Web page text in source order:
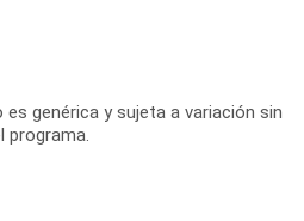
genérica y sujeta a variación sin